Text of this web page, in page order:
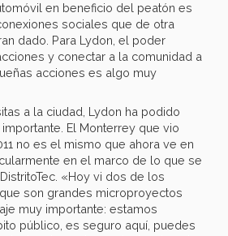
en beneficio del peatón es
sociales que de otra
dado. Para Lydon, el poder
y conectar a la comunidad a
acciones es algo muy
a la ciudad, Lydon ha podido
El Monterrey que vio
no es el mismo que ahora ve en
en el marco de lo que se
«Hoy vi dos de los
son grandes microproyectos
muy importante: estamos
público, es seguro aquí, puedes